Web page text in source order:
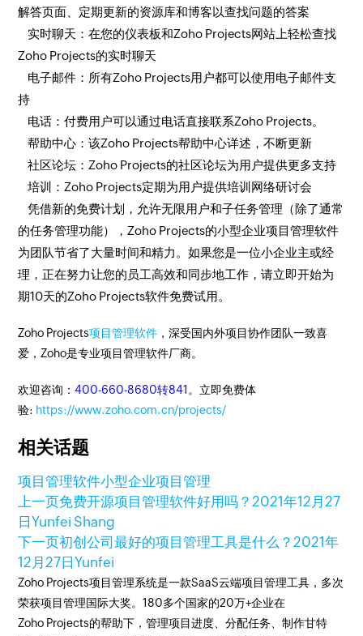
解答页面、定期更新的资源库和博客以查找问题的答案
实时聊天：在您的仪表板和Zoho Projects网站上轻松查找
Zoho Projects的实时聊天
电子邮件：所有Zoho Projects用户都可以使用电子邮件支
持
电话：付费用户可以通过电话直接联系Zoho Projects。
帮助中心：该Zoho Projects帮助中心详述，不断更新
社区论坛：Zoho Projects的社区论坛为用户提供更多支持
培训：Zoho Projects定期为用户提供培训网络研讨会
凭借新的免费计划，允许无限用户和子任务管理（除了通常
的任务管理功能），Zoho Projects的小型企业项目管理软件
为团队节省了大量时间和精力。如果您是一位小企业主或经
理，正在努力让您的员工高效和同步地工作，请立即开始为
期10天的Zoho Projects软件免费试用。
Zoho Projects项目管理软件 ，深受国内外项目协作团队一致喜
爱，Zoho是专业项目管理软件厂商。
欢迎咨询：400-660-8680转841 。立即免费体
验: https://www.zoho.com.cn/projects/
相关话题
项目管理软件小型企业项目管理
上一页免费开源项目管理软件好用吗？2021年12月27
日Yunfei Shang
下一页初创公司最好的项目管理工具是什么？2021年
12月27日Yunfei
Zoho Projects项目管理系统是一款SaaS云端项目管理工具，多次
荣获项目管理国际大奖。180多个国家的20万+企业在
Zoho Projects的帮助下，管理项目进度、分配任务、制作甘特